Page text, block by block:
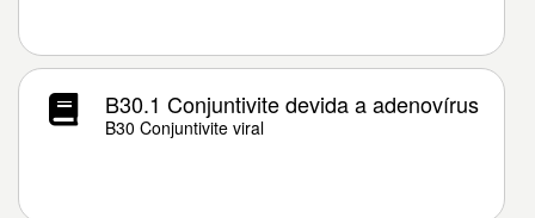
B30.1 Conjuntivite devida a adenovírus
B30 Conjuntivite viral